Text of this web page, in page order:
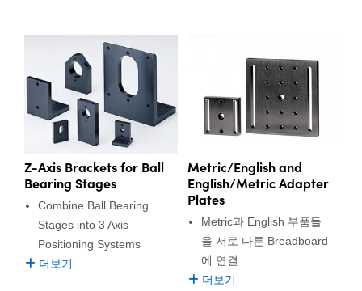
Z-Axis Brackets for Ball
Bearing Stages
Combine Ball Bearing
Stages into 3 Axis
Positioning Systems
더보기
Metric/English and
English/Metric Adapter
Plates
Metric과 English 부품들
을 서로 다른 Breadboard
에 연결
더보기